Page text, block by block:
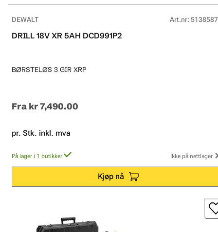
DEWALT Art.nr:
DRILL 18V XR 5AH DCD991P2
BØRSTELØS 3 GIR XRP
Fra kr 7,490.00
pr. Stk. inkl. mva
På lager i 1 butikker Ikke på nettlager
Kjøp nå